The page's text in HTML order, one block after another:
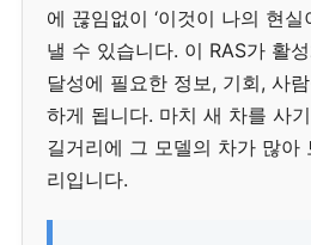
에 끊임없이 ‘이것이 나의 현실
낼 수 있습니다. 이 RAS가 활
달성에 필요한 정보, 기회, 사
하게 됩니다. 마치 새 차를 사
길거리에 그 모델의 차가 많아
리입니다.